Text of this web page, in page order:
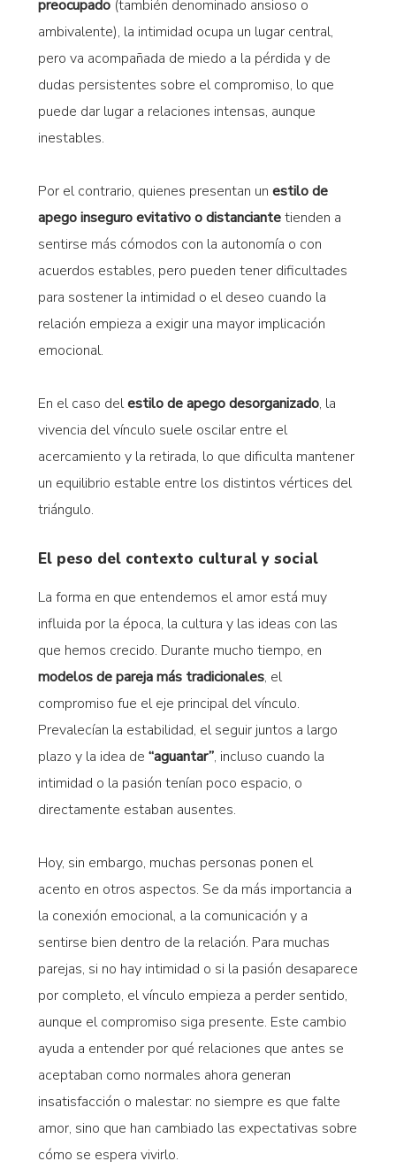
preocupado(también denominado ansioso o
ambivalente), la intimidad ocupa un lugar central,
pero va acompañada de miedo a la pérdida y de
dudas persistentes sobre el compromiso, lo que
puede dar lugar a relaciones intensas, aunque
inestables.
Por el contrario, quienes presentan un estilo de
apego inseguro evitativo o distanciantetienden a
sentirse más cómodos con la autonomía o con
acuerdos estables, pero pueden tener dificultades
para sostener la intimidad o el deseo cuando la
relación empieza a exigir una mayor implicación
emocional.
En el caso delestilo de apego desorganizado, la
vivencia del vínculo suele oscilar entre el
acercamiento y la retirada, lo que dificulta mantener
un equilibrio estable entre los distintos vértices del
triángulo.
El peso del contexto cultural y social
La forma en que entendemos el amor está muy
influida por la época, la cultura y las ideas con las
que hemos crecido. Durante mucho tiempo, en
modelos de pareja más tradicionales, el
compromiso fue el eje principal del vínculo.
Prevalecían la estabilidad, el seguir juntos a largo
plazo y la idea de “aguantar”, incluso cuando la
intimidad o la pasión tenían poco espacio, o
directamente estaban ausentes.
Hoy, sin embargo, muchas personas ponen el
acento en otros aspectos. Se da más importancia a
la conexión emocional, a la comunicación y a
sentirse bien dentro de la relación. Para muchas
parejas, si no hay intimidad o si la pasión desaparece
por completo, el vínculo empieza a perder sentido,
aunque el compromiso siga presente. Este cambio
ayuda a entender por qué relaciones que antes se
aceptaban como normales ahora generan
insatisfacción o malestar: no siempre es que falte
amor, sino que han cambiado las expectativas sobre
cómo se espera vivirlo.